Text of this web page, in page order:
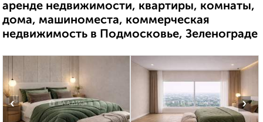
аренде недвижимости, квартиры, комнаты,
дома, машиноместа, коммерческая
недвижимость в Подмосковье, Зеленограде
‹ ›